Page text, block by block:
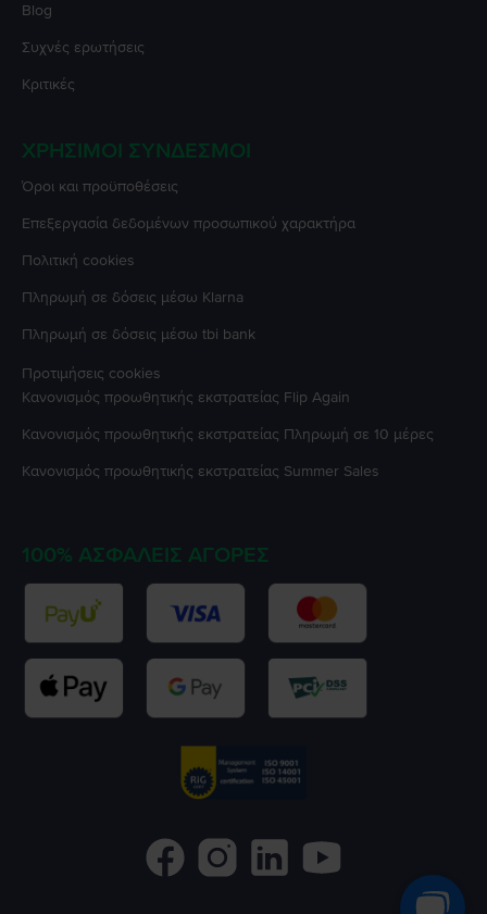
Blog
Συχνές ερωτήσεις
Κριτικές
ΧΡΉΣΙΜΟΙ ΣΎΝΔΕΣΜΟΙ
Όροι και προϋποθέσεις
Επεξεργασία δεδομένων προσωπικού χαρακτήρα
Πολιτική cookies
Πληρωμή σε δόσεις μέσω Klarna
Πληρωμή σε δόσεις μέσω tbi bank
Προτιμήσεις cookies
Κανονισμός προωθητικής εκστρατείας Flip Again
Κανονισμός προωθητικής εκστρατείας Πληρωμή σε 10 μέρες
Κανονισμός προωθητικής εκστρατείας Summer Sales
100% ΑΣΦΑΛΕΊΣ ΑΓΟΡΈΣ